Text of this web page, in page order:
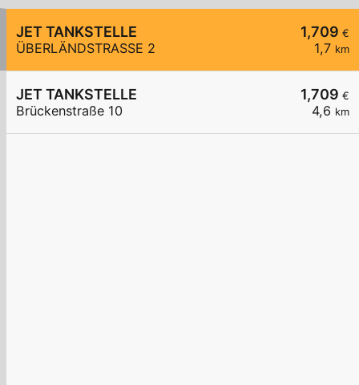
1,709 €
1,7 km
JET TANKSTELLE
ÜBERLÄNDSTRASSE 2
1,709 €
4,6 km
JET TANKSTELLE
Brückenstraße 10